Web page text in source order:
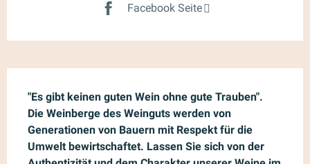
Facebook Seite
"Es gibt keinen guten Wein ohne gute Trauben".
Die Weinberge des Weinguts werden von
Generationen von Bauern mit Respekt für die
Umwelt bewirtschaftet. Lassen Sie sich von der